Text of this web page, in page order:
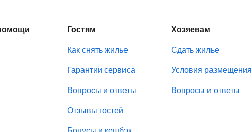
Гостям
Как снять жилье
Гарантии сервиса
Вопросы и ответы
Отзывы гостей
Хозяевам
Сдать жилье
Условия размещения
Вопросы и ответы